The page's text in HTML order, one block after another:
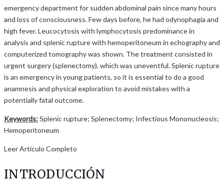
emergency department for sudden abdominal pain since many hours
and loss of consciousness. Few days before, he had odynophagia and
high fever. Leucocytosis with lymphocytosis predominance in
analysis and splenic rupture with hemoperitoneum in echography and
computerized tomography was shown. The treatment consisted in
urgent surgery (splenectomy), which was uneventful. Splenic rupture
is an emergency in young patients, so it is essential to do a good
anamnesis and physical exploration to avoid mistakes with a
potentially fatal outcome.
Keywords:Splenic rupture; Splenectomy; Infectious Mononucleosis;
Hemoperitoneum
Leer Artículo Completo
INTRODUCCIÓN